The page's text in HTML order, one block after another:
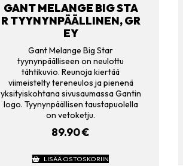
GANT MELANGE BIG STA
R TYYNYNPÄÄLLINEN, GR
EY
Gant Melange Big Star
tyynynpäälliseen on neulottu
tähtikuvio. Reunoja kiertää
viimeistelty tereneulos ja pienenä
yksityiskohtana sivusaumassa Gantin
logo. Tyynynpäällisen taustapuolella
on vetoketju.
89.90€
LISÄÄ OSTOSKORIIN